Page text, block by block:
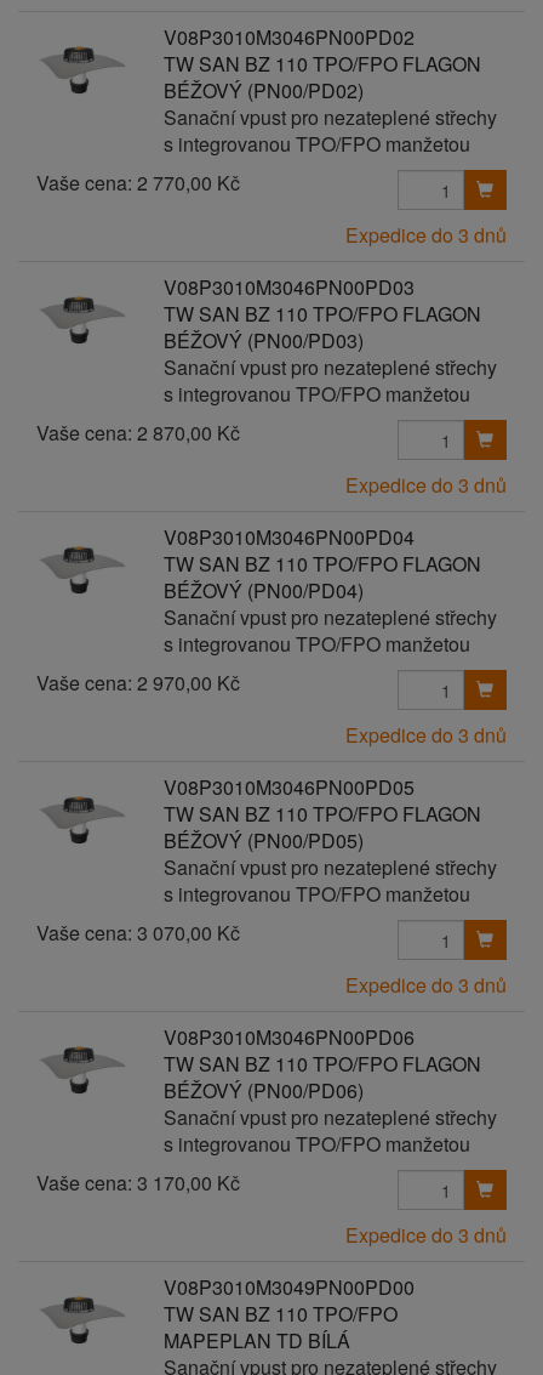
V08P3010M3046PN00PD02
TW SAN BZ 110 TPO/FPO FLAGON
BÉŽOVÝ (PN00/PD02)
Sanační vpust pro nezateplené střechy
s integrovanou TPO/FPO manžetou
Vaše cena: 2 770,00 Kč
Expedice do 3 dnů
V08P3010M3046PN00PD03
TW SAN BZ 110 TPO/FPO FLAGON
BÉŽOVÝ (PN00/PD03)
Sanační vpust pro nezateplené střechy
s integrovanou TPO/FPO manžetou
Vaše cena: 2 870,00 Kč
Expedice do 3 dnů
V08P3010M3046PN00PD04
TW SAN BZ 110 TPO/FPO FLAGON
BÉŽOVÝ (PN00/PD04)
Sanační vpust pro nezateplené střechy
s integrovanou TPO/FPO manžetou
Vaše cena: 2 970,00 Kč
Expedice do 3 dnů
V08P3010M3046PN00PD05
TW SAN BZ 110 TPO/FPO FLAGON
BÉŽOVÝ (PN00/PD05)
Sanační vpust pro nezateplené střechy
s integrovanou TPO/FPO manžetou
Vaše cena: 3 070,00 Kč
Expedice do 3 dnů
V08P3010M3046PN00PD06
TW SAN BZ 110 TPO/FPO FLAGON
BÉŽOVÝ (PN00/PD06)
Sanační vpust pro nezateplené střechy
s integrovanou TPO/FPO manžetou
Vaše cena: 3 170,00 Kč
Expedice do 3 dnů
V08P3010M3049PN00PD00
TW SAN BZ 110 TPO/FPO
MAPEPLAN TD BÍLÁ
Sanační vpust pro nezateplené střechy